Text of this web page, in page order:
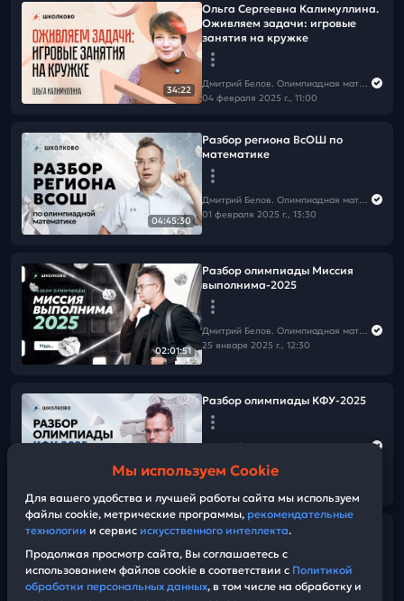
34:22
Ольга Сергеевна Калимуллина.
Оживляем задачи: игровые
занятия на кружке
Дмитрий Белов. Олимпиадная математика в Школково
04 февраля 2025 г., 11:00
04:45:30
Разбор региона ВсОШ по
математике
Дмитрий Белов. Олимпиадная математика в Школково
01 февраля 2025 г., 13:30
02:01:51
Разбор олимпиады Миссия
выполнима-2025
Дмитрий Белов. Олимпиадная математика в Школково
25 января 2025 г., 12:30
Разбор олимпиады КФУ-2025
Разбор олимпиады БИБН-2025
19 января 2025 г., 12:30
Мы используем Cookie
Для вашего удобства и лучшей работы сайта мы используем
файлы cookie, метрические программы, рекомендательные
технологии и сервис искусственного интеллекта.
Продолжая просмотр сайта, Вы соглашаетесь с
использованием файлов cookie в соответствии с Политикой
обработки персональных данных, в том числе на обработку и